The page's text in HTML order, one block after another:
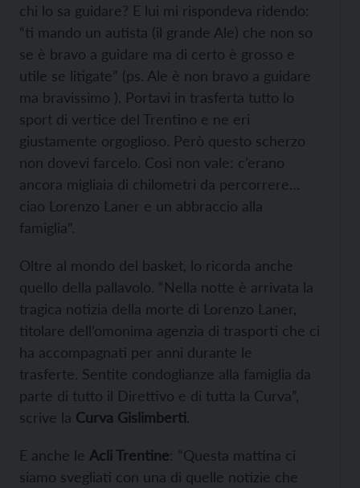
chi lo sa guidare? E lui mi rispondeva ridendo:
“ti mando un autista (il grande Ale) che non so
se è bravo a guidare ma di certo è grosso e
utile se litigate” (ps. Ale è non bravo a guidare
ma bravissimo ). Portavi in trasferta tutto lo
sport di vertice del Trentino e ne eri
giustamente orgoglioso. Però questo scherzo
non dovevi farcelo. Così non vale: c’erano
ancora migliaia di chilometri da percorrere…
ciao Lorenzo Laner e un abbraccio alla
famiglia”.
Oltre al mondo del basket, lo ricorda anche
quello della pallavolo. “Nella notte è arrivata la
tragica notizia della morte di Lorenzo Laner,
titolare dell’omonima agenzia di trasporti che ci
ha accompagnati per anni durante le
trasferte. Sentite condoglianze alla famiglia da
parte di tutto il Direttivo e di tutta la Curva”,
scrive la Curva Gislimberti.
E anche le Acli Trentine: “Questa mattina ci
siamo svegliati con una di quelle notizie che